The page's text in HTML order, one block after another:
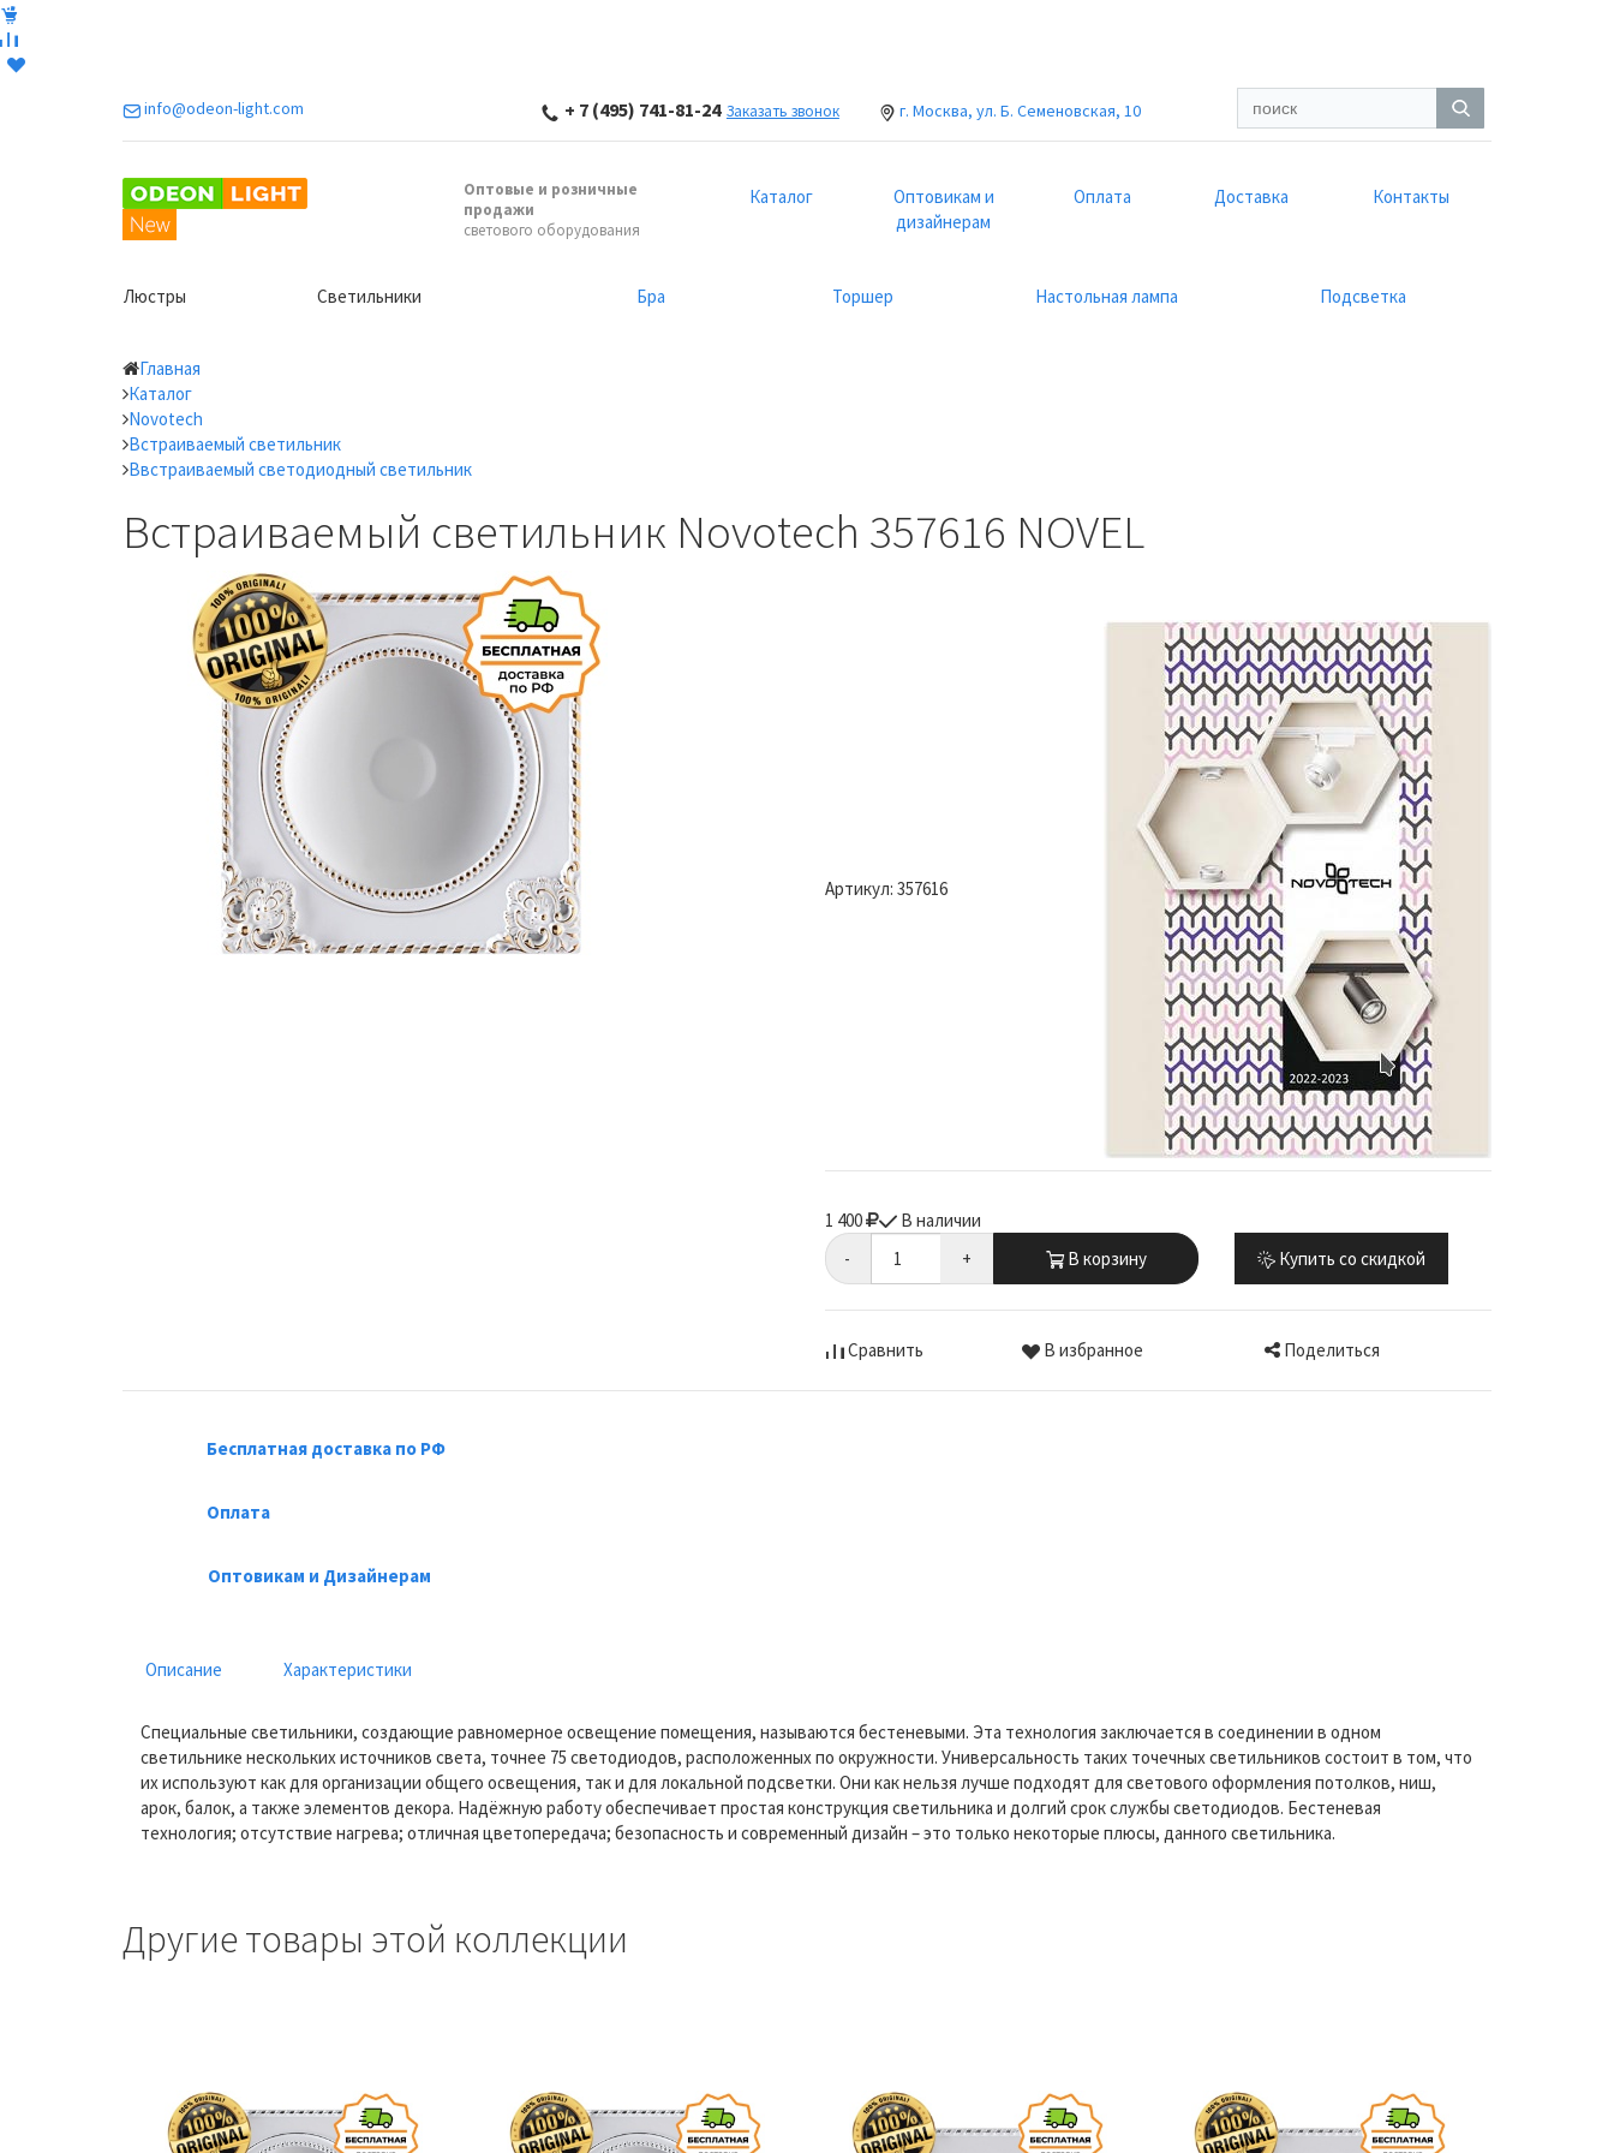
info@odeon-light.com + 7 (495) 741-81-24 Заказать звонок г. Москва, ул. Б. Семеновская, 10
Оптовые и розничные
продажи
светового оборудования
Каталог
Оптовикам и
дизайнерам
Оплата Доставка Контакты
Люстры Светильники Бра Торшер Настольная лампа Подсветка
Главная
Каталог
Novotech
Встраиваемый светильник
Ввстраиваемый светодиодный светильник
Встраиваемый светильник Novotech 357616 NOVEL
Артикул: 357616
1 400
В наличии
-
+ В корзину Купить со скидкой
Сравнить В избранное Поделиться
Бесплатная доставка по РФ
Оплата
Оптовикам и Дизайнерам
Описание Характеристики
Специальные светильники, создающие равномерное освещение помещения, называются бестеневыми. Эта технология заключается в соединении в одном
светильнике нескольких источников света, точнее 75 светодиодов, расположенных по окружности. Универсальность таких точечных светильников состоит в том, что
их используют как для организации общего освещения, так и для локальной подсветки. Они как нельзя лучше подходят для светового оформления потолков, ниш,
арок, балок, а также элементов декора. Надёжную работу обеспечивает простая конструкция светильника и долгий срок службы светодиодов. Бестеневая
технология; отсутствие нагрева; отличная цветопередача; безопасность и современный дизайн – это только некоторые плюсы, данного светильника.
Другие товары этой коллекции